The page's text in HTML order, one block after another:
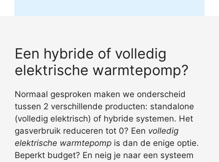
Een hybride of volledig
elektrische warmtepomp?
Normaal gesproken maken we onderscheid
tussen 2 verschillende producten: standalone
(volledig elektrisch) of hybride systemen. Het
gasverbruik reduceren tot 0? Een volledig
elektrische warmtepomp is dan de enige optie.
Beperkt budget? En neig je naar een systeem